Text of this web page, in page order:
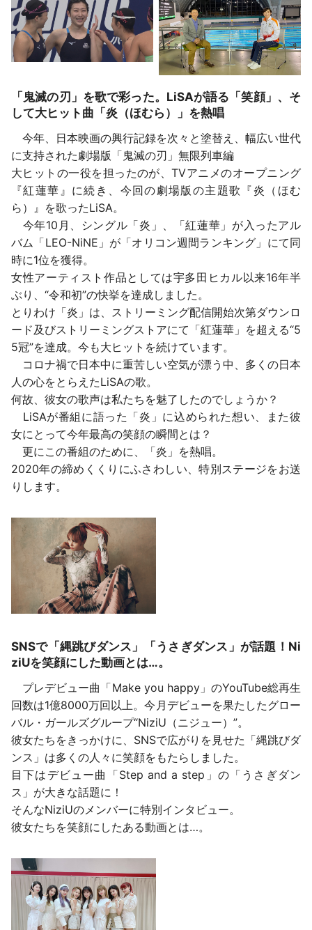
「鬼滅の刃」を歌で彩った。LiSAが語る「笑顔」、そ
して大ヒット曲「炎（ほむら）」を熱唱
今年、日本映画の興行記録を次々と塗替え、幅広い世代
に支持された劇場版「鬼滅の刃」無限列車編
大ヒットの一役を担ったのが、TVアニメのオープニング
『紅蓮華』に続き、今回の劇場版の主題歌『炎（ほむ
ら）』を歌ったLiSA。
今年10月、シングル「炎」、「紅蓮華」が入ったアル
バム「LEO-NiNE」が「オリコン週間ランキング」にて同
時に1位を獲得。
女性アーティスト作品としては宇多田ヒカル以来16年半
ぶり、“令和初”の快挙を達成しました。
とりわけ「炎」は、ストリーミング配信開始次第ダウンロ
ード及びストリーミングストアにて「紅蓮華」を超える“5
5冠”を達成。今も大ヒットを続けています。
コロナ禍で日本中に重苦しい空気が漂う中、多くの日本
人の心をとらえたLiSAの歌。
何故、彼女の歌声は私たちを魅了したのでしょうか？
LiSAが番組に語った「炎」に込められた想い、また彼
女にとって今年最高の笑顔の瞬間とは？
更にこの番組のために、「炎」を熱唱。
2020年の締めくくりにふさわしい、特別ステージをお送
りします。
SNSで「縄跳びダンス」「うさぎダンス」が話題！Ni
ziUを笑顔にした動画とは…。
プレデビュー曲「Make you happy」のYouTube総再生
回数は1億8000万回以上。今月デビューを果たしたグロー
バル・ガールズグループ“NiziU（ニジュー）”。
彼女たちをきっかけに、SNSで広がりを見せた「縄跳びダ
ンス」は多くの人々に笑顔をもたらしました。
目下はデビュー曲「Step and a step」の「うさぎダン
ス」が大きな話題に！
そんなNiziUのメンバーに特別インタビュー。
彼女たちを笑顔にしたある動画とは…。